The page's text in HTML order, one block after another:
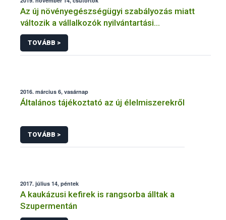
Az új növényegészségügyi szabályozás miatt
változik a vállalkozók nyilvántartási
kötelezettsége
TOVÁBB >
2016. március 6, vasárnap
Általános tájékoztató az új élelmiszerekről
TOVÁBB >
2017. július 14, péntek
A kaukázusi kefirek is rangsorba álltak a
Szupermentán